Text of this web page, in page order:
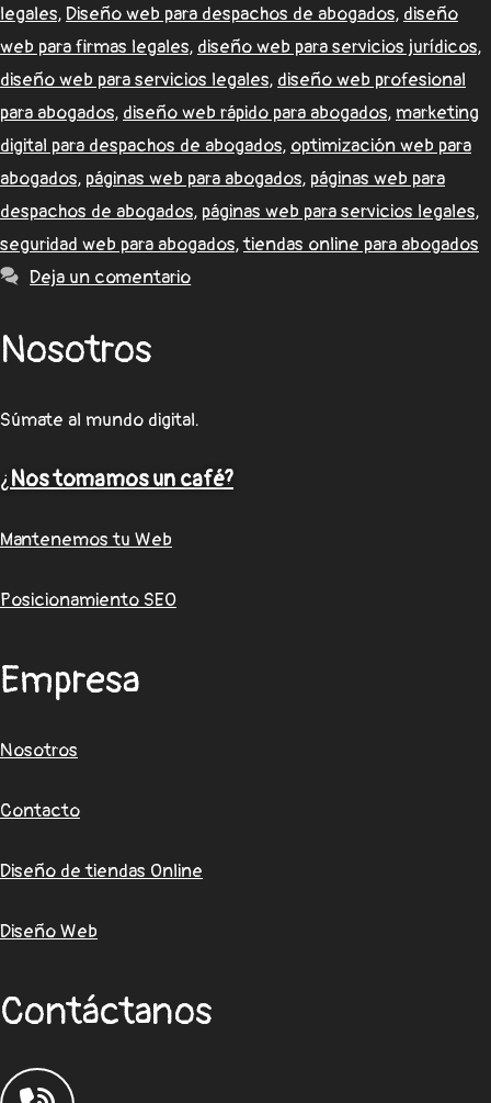
legales,Diseño web para despachos de abogados, diseño
web para firmas legales, diseño web para servicios jurídicos,
diseño web para servicios legales, diseño web profesional
para abogados, diseño web rápido para abogados, marketing
digital para despachos de abogados, optimización web para
abogados, páginas web para abogados, páginas web para
despachos de abogados, páginas web para servicios legales,
seguridad web para abogados,tiendas online para abogados
Deja un comentario
Nosotros
Súmate al mundo digital.
¿ Nos tomamos un café?
Mantenemos tu Web
Posicionamiento SEO
Empresa
Nosotros
Contacto
Diseño de tiendas Online
Diseño Web
Contáctanos